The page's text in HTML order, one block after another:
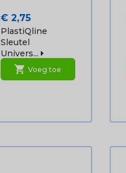
Prijs
€ 2,75
PlastiQline
Sleutel
Univers...
shopping_cart Voeg toe